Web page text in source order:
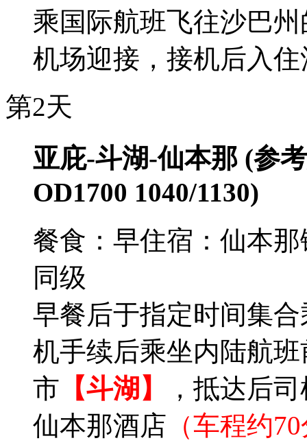
乘国际航班飞往沙巴
机场迎接，接机后入
第2天
亚庇-斗湖-仙本那 (参
OD1700 1040/1130)
餐食：早住宿：仙本
同级
早餐后于指定时间集
机手续后乘坐内陆航
市 【斗湖】
，抵达后
仙本那酒店 （车程约